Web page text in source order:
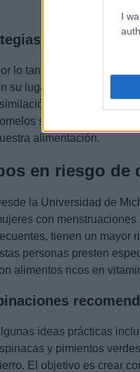
I
para una
lo tanto, la clave está en
su lugar, se debe
del hierro.
son tácticas
alimentación.
en riesgo de
la Universidad de
con
tienen un mayor
personas presten
alimentos ricos en
ideas prácticas
y pimientos
El objetivo es crear